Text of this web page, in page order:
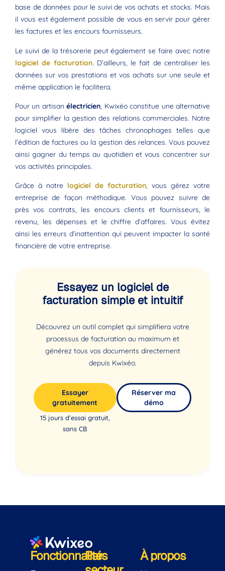
base de données pour le suivi de vos achats et stocks. Mais
il vous est également possible de vous en servir pour gérer
les factures et les encours fournisseurs.
Le suivi de la trésorerie peut également se faire avec notre
logiciel de facturation. D’ailleurs, le fait de centraliser les
données sur vos prestations et vos achats sur une seule et
même application le facilitera.
Pour un artisanélectricien, Kwixéo constitue une alternative
pour simplifier la gestion des relations commerciales. Notre
logiciel vous libère des tâches chronophages telles que
l’édition de factures ou la gestion des relances. Vous pouvez
ainsi gagner du temps au quotidien et vous concentrer sur
vos activités principales.
Grâce à notre logiciel de facturation, vous gérez votre
entreprise de façon méthodique. Vous pouvez suivre de
près vos contrats, les encours clients et fournisseurs, le
revenu, les dépenses et le chiffre d’affaires. Vous évitez
ainsi les erreurs d’inattention qui peuvent impacter la santé
financière de votre entreprise.
Essayez un logiciel de
facturation simple et intuitif
Découvrez un outil complet qui simplifiera votre
processus de facturation au maximum et
générez tous vos documents directement
depuis Kwixéo.
Essayer
gratuitement
15 jours d’essai gratuit,
sans CB
Réserver ma
démo
Fonctionnalités
Par
À propos